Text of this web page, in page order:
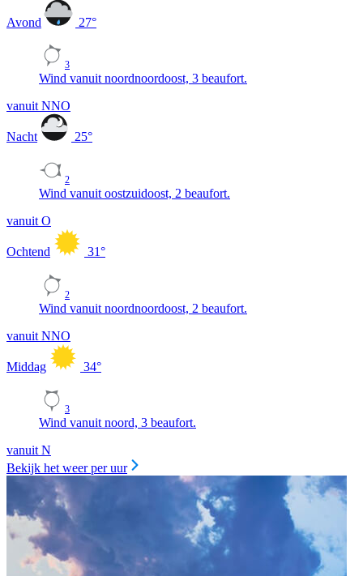
Avond 27°
3
Wind vanuit noordnoordoost, 3 beaufort.
vanuit NNO
Nacht 25°
2
Wind vanuit oostzuidoost, 2 beaufort.
vanuit O
Ochtend 31°
2
Wind vanuit noordnoordoost, 2 beaufort.
vanuit NNO
Middag 34°
3
Wind vanuit noord, 3 beaufort.
vanuit N
Bekijk het weer per uur